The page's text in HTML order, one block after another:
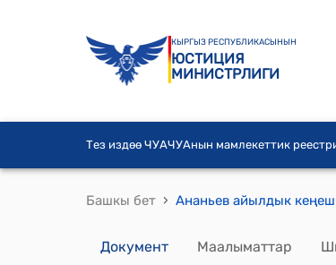
КЫРГЫЗ РЕСПУБЛИКАСЫНЫН
ЮСТИЦИЯ
МИНИСТРЛИГИ
Тез издөө ЧУАЧУАнын мамлекеттик
Башкы бет ›
Документ Маалыматтар